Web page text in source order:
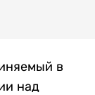
в
над